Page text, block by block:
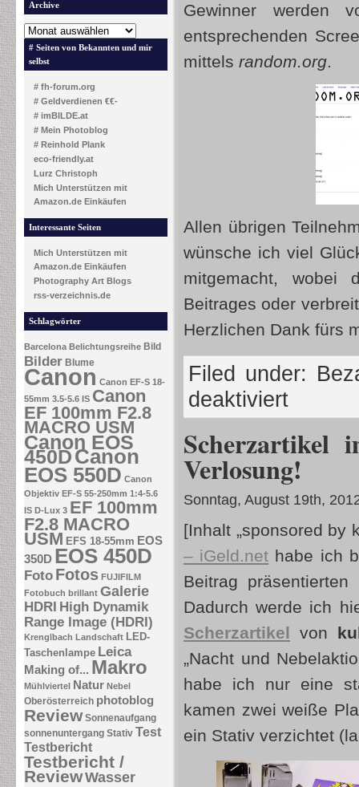
Archive
# Seiten von Bekannten und mir
selbst
# fh-forum.org
# Geldverdienen €€-
# imBILDE.at
# Mein Photoblog
# Reinhold Plank
eco-friendly.at
Lurz Christoph
Mich Unterstützen mit
Amazon.de Einkäufen
Interessante Seiten
Mich Unterstützen mit
Amazon.de Einkäufen
Photography Art Blogs
rss-verzeichnis.de
Schlagwörter
Barcelona Belichtungsreihe Bild
Bilder Blume
Canon Canon EF-S 18-
55mm 3.5-5.6 IS Canon
EF 100mm F2.8
MACRO USM
Canon EOS
450DCanon
EOS 550D Canon
Objektiv EF-S 55-250mm 1:4-5.6
IS D-Lux 3 EF 100mm
F2.8 MACRO
USM EFS 18-55mm EOS
350D EOS 450D
Foto Fotos FUJIFILM
Fotobuch brillant Galerie
HDRI High Dynamik
Range Image (HDRI)
Krenglbach Landschaft LED-
Taschenlampe Leica
Making of... Makro
Mühlviertel Natur Nebel
Oberösterreich photoblog
Review Sonnenaufgang
sonnenuntergang Stativ Test
Testbericht
Testbericht /
ReviewWasser
Gewinner werden
entsprechenden
mittels random.org.
Allen übrigen
wünsche ich viel
mitgemacht, wobei
Beitrages oder
Herzlichen Dank fürs
Filed under:
deaktiviert
Scherzartikel
Verlosung!
Sonntag, August 19th,
[Inhalt „sponsored by
– iGeld.net habe ich
Beitrag präsentierten
Dadurch werde ich
Scherzartikel von
„Nacht und
habe ich nur eine
kamen zwei weiße
ein Stativ verzichtet